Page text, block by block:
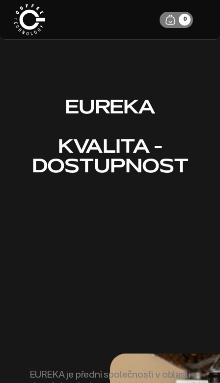
0
EUREKA
KVALITA -
DOSTUPNOST
EUREKA je přední společností v oblasti